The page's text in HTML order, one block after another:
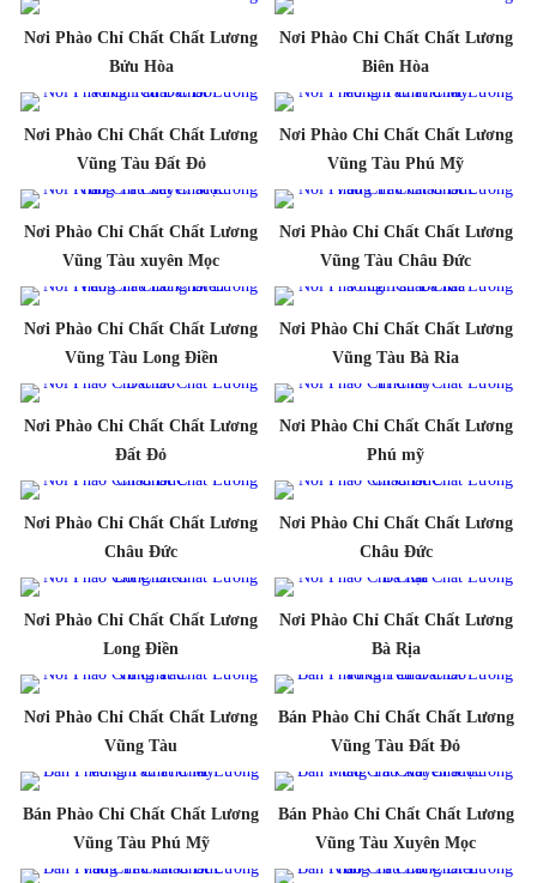
Nơi Phào Chỉ Chất Chất Lương
Bửu Hòa
Nơi Phào Chỉ Chất Chất Lương
Biên Hòa
Nơi Phào Chỉ Chất Chất Lương
Vũng Tàu Đất Đỏ
Nơi Phào Chỉ Chất Chất Lương
Vũng Tàu Phú Mỹ
Nơi Phào Chỉ Chất Chất Lương
Vũng Tàu xuyên Mọc
Nơi Phào Chỉ Chất Chất Lương
Vũng Tàu Châu Đức
Nơi Phào Chỉ Chất Chất Lương
Vũng Tàu Long Điền
Nơi Phào Chỉ Chất Chất Lương
Vũng Tàu Bà Ria
Nơi Phào Chỉ Chất Chất Lương
Đất Đỏ
Nơi Phào Chỉ Chất Chất Lương
Phú mỹ
Nơi Phào Chỉ Chất Chất Lương
Châu Đức
Nơi Phào Chỉ Chất Chất Lương
Châu Đức
Nơi Phào Chỉ Chất Chất Lương
Long Điền
Nơi Phào Chỉ Chất Chất Lương
Bà Rịa
Nơi Phào Chỉ Chất Chất Lương
Vũng Tàu
Bán Phào Chỉ Chất Chất Lương
Vũng Tàu Đất Đỏ
Bán Phào Chỉ Chất Chất Lương
Vũng Tàu Phú Mỹ
Bán Phào Chỉ Chất Chất Lương
Vũng Tàu Xuyên Mọc